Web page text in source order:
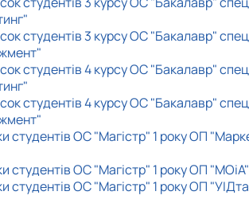
студентів 3 курсу ОС "Бакалавр"
студентів 4 курсу ОС "Бакалавр"
студентів 4 курсу ОС "Бакалавр"
студентів ОС "Магістр" 1 року ОП
студентів ОС "Магістр" 1 року ОП "МОіА"
студентів ОС "Магістр" 1 року ОП "УІДта